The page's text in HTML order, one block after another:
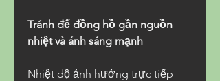
Tránh để đồng hồ gần nguồn
nhiệt và ánh sáng mạnh
Nhiệt độ ảnh hưởng trực tiếp